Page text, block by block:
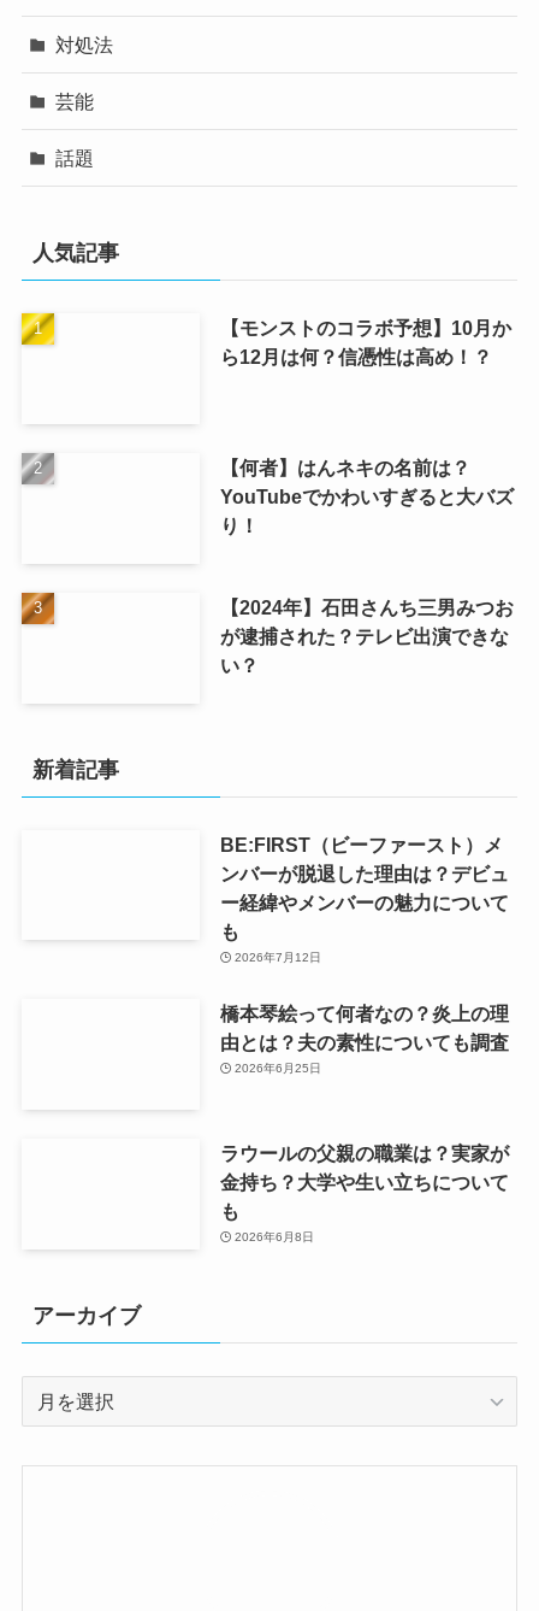
対処法
芸能
話題
人気記事
【モンストのコラボ予想】10月か
ら12月は何？信憑性は高め！？
【何者】はんネキの名前は？
YouTubeでかわいすぎると大バズ
り！
【2024年】石田さんち三男みつお
が逮捕された？テレビ出演できな
い？
新着記事
BE:FIRST（ビーファースト）メ
ンバーが脱退した理由は？デビュ
ー経緯やメンバーの魅力について
も
2026年7月12日
橋本琴絵って何者なの？炎上の理
由とは？夫の素性についても調査
2026年6月25日
ラウールの父親の職業は？実家が
金持ち？大学や生い立ちについて
も
2026年6月8日
アーカイブ